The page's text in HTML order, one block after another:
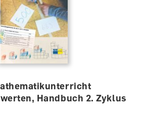
Handbuch 2. Zyklus